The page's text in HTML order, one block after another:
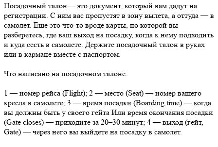
Посадочный талон— это документ, который вам дадут на
регистрации. С ним вас пропустят в зону вылета, а оттуда — в
самолет. Еще это что-то вроде карты, по которой вы
разберетесь, где ваш выход на посадку, когда к нему подходить
и куда сесть в самолете. Держите посадочный талон в руках
или в кармане вместе с паспортом.
Что написано на посадочном талоне:
1 — номер рейса (Flight); 2 — место (Seat) — номер вашего
кресла в самолете; 3 — время посадки (Boarding time) — когда
вы должны быть у своего гейта Или время окончания посадки
(Gate closes) — приходите за 20–30 минут; 4 — выход (гейт,
Gate) — через него вы выйдете на посадку в самолет.